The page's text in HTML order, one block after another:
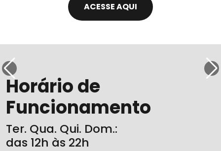
ACESSE AQUI
Horário de
Funcionamento
Ter. Qua. Qui. Dom.:
das 12h às 22h